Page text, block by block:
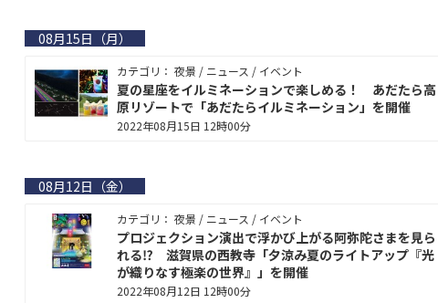
08月15日（月）
カテゴリ： 夜景 / ニュース / イベント
夏の星座をイルミネーションで楽しめる！ あだたら高
原リゾートで「あだたらイルミネーション」を開催
2022年08月15日 12時00分
08月12日（金）
カテゴリ： 夜景 / ニュース / イベント
プロジェクション演出で浮かび上がる阿弥陀さまを見ら
れる⁉ 滋賀県の西教寺「夕涼み夏のライトアップ『光
が織りなす極楽の世界』」を開催
2022年08月12日 12時00分